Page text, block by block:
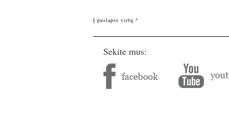
Į puslapio viršų ^
Sekite mus: